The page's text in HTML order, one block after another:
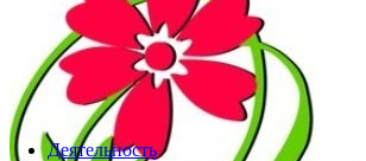
Деятельность